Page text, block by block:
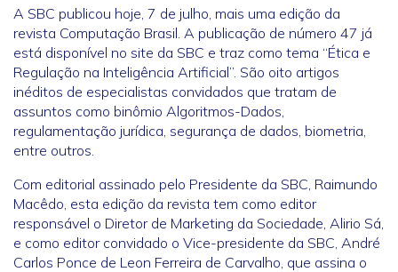
A SBC publicou hoje, 7 de julho, mais uma edição da
revista Computação Brasil. A publicação de número 47 já
está disponível no site da SBC e traz como tema “Ética e
Regulação na Inteligência Artificial”. São oito artigos
inéditos de especialistas convidados que tratam de
assuntos como binômio Algoritmos-Dados,
regulamentação jurídica, segurança de dados, biometria,
entre outros.
Com editorial assinado pelo Presidente da SBC, Raimundo
Macêdo, esta edição da revista tem como editor
responsável o Diretor de Marketing da Sociedade, Alirio Sá,
e como editor convidado o Vice-presidente da SBC, André
Carlos Ponce de Leon Ferreira de Carvalho, que assina o